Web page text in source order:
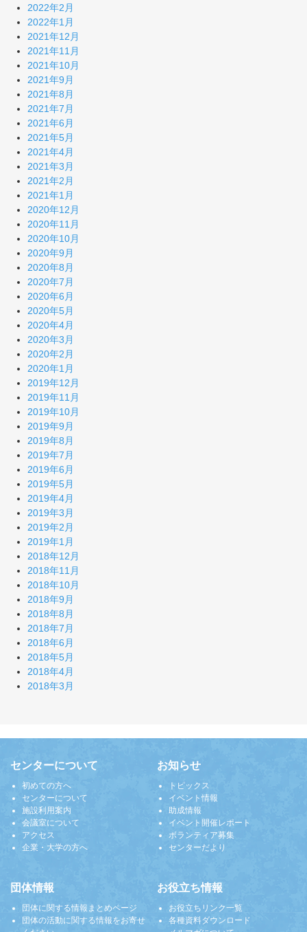
2022年2月
2022年1月
2021年12月
2021年11月
2021年10月
2021年9月
2021年8月
2021年7月
2021年6月
2021年5月
2021年4月
2021年3月
2021年2月
2021年1月
2020年12月
2020年11月
2020年10月
2020年9月
2020年8月
2020年7月
2020年6月
2020年5月
2020年4月
2020年3月
2020年2月
2020年1月
2019年12月
2019年11月
2019年10月
2019年9月
2019年8月
2019年7月
2019年6月
2019年5月
2019年4月
2019年3月
2019年2月
2019年1月
2018年12月
2018年11月
2018年10月
2018年9月
2018年8月
2018年7月
2018年6月
2018年5月
2018年4月
2018年3月
センターについて
初めての方へ
センターについて
施設利用案内
会議室について
アクセス
企業・大学の方へ
お知らせ
トピックス
イベント情報
助成情報
イベント開催レポート
ボランティア募集
センターだより
団体情報
団体に関する情報まとめページ
団体の活動に関する情報をお寄せ
お役立ち情報
お役立ちリンク一覧
各種資料ダウンロード